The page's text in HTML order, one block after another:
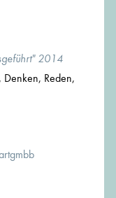
2014
Reden,